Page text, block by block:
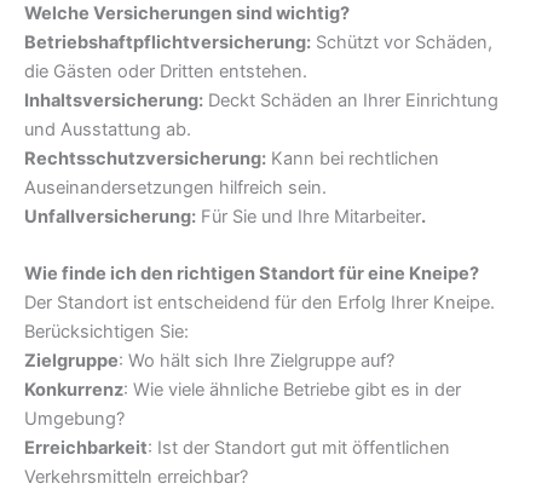
Welche Versicherungen sind wichtig?
Betriebshaftpflichtversicherung: Schützt vor Schäden,
die Gästen oder Dritten entstehen.
Inhaltsversicherung: Deckt Schäden an Ihrer Einrichtung
und Ausstattung ab.
Rechtsschutzversicherung: Kann bei rechtlichen
Auseinandersetzungen hilfreich sein.
Unfallversicherung: Für Sie und Ihre Mitarbeiter.
Wie finde ich den richtigen Standort für eine Kneipe?
Der Standort ist entscheidend für den Erfolg Ihrer Kneipe.
Berücksichtigen Sie:
Zielgruppe: Wo hält sich Ihre Zielgruppe auf?
Konkurrenz: Wie viele ähnliche Betriebe gibt es in der
Umgebung?
Erreichbarkeit: Ist der Standort gut mit öffentlichen
Verkehrsmitteln erreichbar?